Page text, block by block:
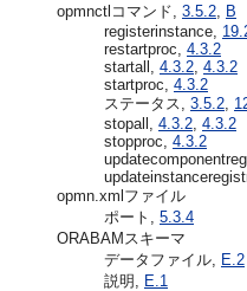
opmnctlコマンド, 3.5.2
B
registerinstance,
restartproc, 4.3.2
startall, 4.3.2 4.3.2
startproc, 4.3.2
ステータス, 3.5.2
stopall, 4.3.2 4.3.2
stopproc, 4.3.2
opmn.xmlファイル
ポート, 5.3.4
ORABAMスキーマ
データファイル,
E.2
説明,
E.1